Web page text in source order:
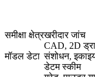
समीक्षा क्षेत्रखरीदार जांच
मॉडल डेटा
CAD, 2D
संशोधन,
डेटम स्कीम